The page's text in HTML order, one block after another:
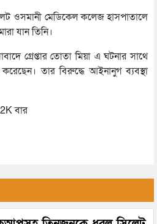
ওসমানী মেডিকেল কলেজ হাসপাতালে
যান তিনি।
গ্রেপ্তার তোতা মিয়া এ ঘটনার সাথে
তার বিরুদ্ধে আইনানুগ ব্যবস্থা
বার